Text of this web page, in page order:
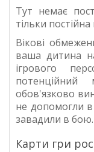
Тут немає
тільки
Вікові
ваша дитина
ігрового
обов'язково
не допомогли в
завадили в бою.
Карти гри